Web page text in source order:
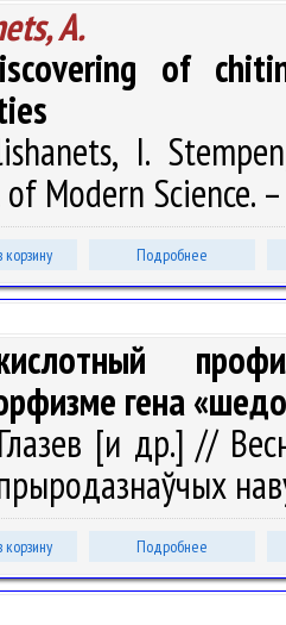
A.
of
I.
Modern Science.
корзину Подробнее
гена
[и др.] //
корзину Подробнее